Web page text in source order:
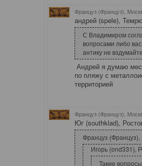
Француз (Француз),
андрей (spele),
С Владимиром
вопросами либо
антику не
Андрей я думаю
по пляжу с
территорией
Француз (Француз),
Юг (southklad),
Француз (Француз),
Игорь (ond331),
Такие